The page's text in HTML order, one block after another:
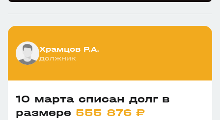
Храмцов Р.А.
должник
10 марта списан долг в
размере 555 876 ₽